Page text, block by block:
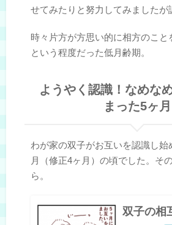
せてみたりと努力してみましたが
時々片方が方思い的に相方のこと
という程度だった低月齢期。
ようやく認識！なめな
まった5ヶ月
わが家の双子がお互いを認識し始
月（修正4ヶ月）の頃でした。そ
ら。
双子の相